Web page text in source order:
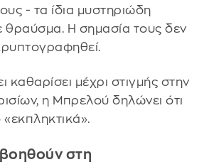
- τα ίδια μυστηριώδη
θραύσμα. Η σημασία τους δεν
καθαρίσει μέχρι στιγμής στην
η Μπρελού δηλώνει ότι
«εκπληκτικά».
στη